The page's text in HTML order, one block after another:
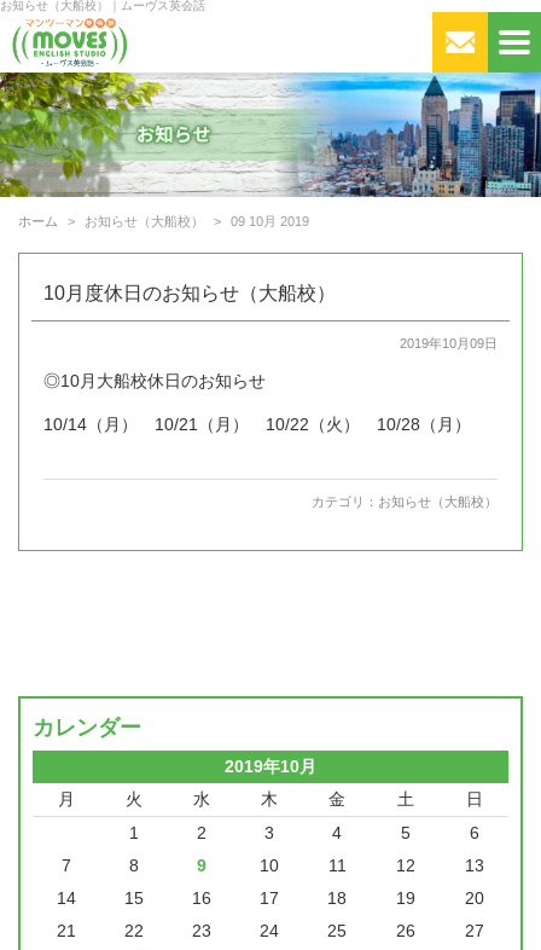
お知らせ（大船校）｜ムーヴス英会話
ホーム お知らせ（大船校） 09 10月 2019
10月度休日のお知らせ（大船校）
2019年10月09日
◎10月大船校休日のお知らせ
10/14（月） 10/21（月） 10/22（火） 10/28（月）
カテゴリ： お知らせ（大船校）
カレンダー
2019年10月
月
火 水 木 金 土 日
1 2 3 4 5
6
7
8 9 10 11 12
13
14
15 16 17 18 19
20
21
22 23 24 25 26
27